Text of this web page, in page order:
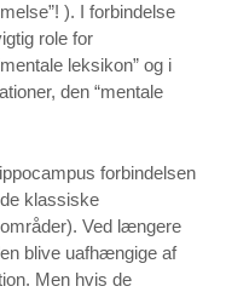
). I forbindelse
role for
leksikon” og i
den “mentale
forbindelsen
klassiske
Ved længere
blive uafhængige af
Men hvis de